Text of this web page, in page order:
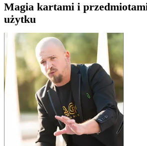
Magia kartami i
użytku